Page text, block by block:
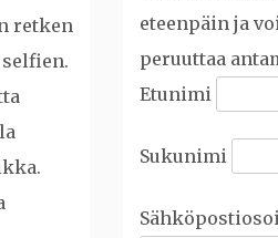
retken
eteenpäin ja
peruuttaa
Etunimi
Sukunimi